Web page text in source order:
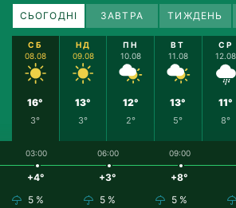
СЬОГОДНІ ЗАВТРА ТИЖДЕНЬ
СБ
08.08
16°
3°
НД
09.08
13°
3°
ПН
10.08
12°
2°
ВТ
11.08
13°
5°
СР
12.08
11°
8°
03:00
+4°
5 %
06:00
+3°
5 %
09:00
+8°
5 %